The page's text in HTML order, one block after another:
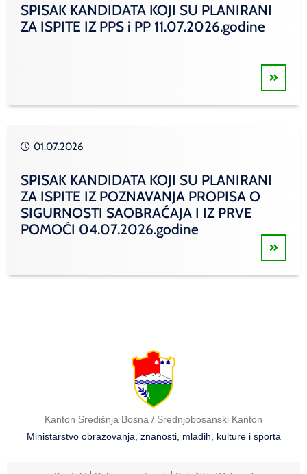
SPISAK KANDIDATA KOJI SU PLANIRANI
ZA ISPITE IZ PPS i PP 11.07.2026.godine
01.07.2026
SPISAK KANDIDATA KOJI SU PLANIRANI
ZA ISPITE IZ POZNAVANJA PROPISA O
SIGURNOSTI SAOBRAĆAJA I IZ PRVE
POMOĆI 04.07.2026.godine
Kanton Središnja Bosna / Srednjobosanski Kanton
Ministarstvo obrazovanja, znanosti, mladih, kulture i sporta